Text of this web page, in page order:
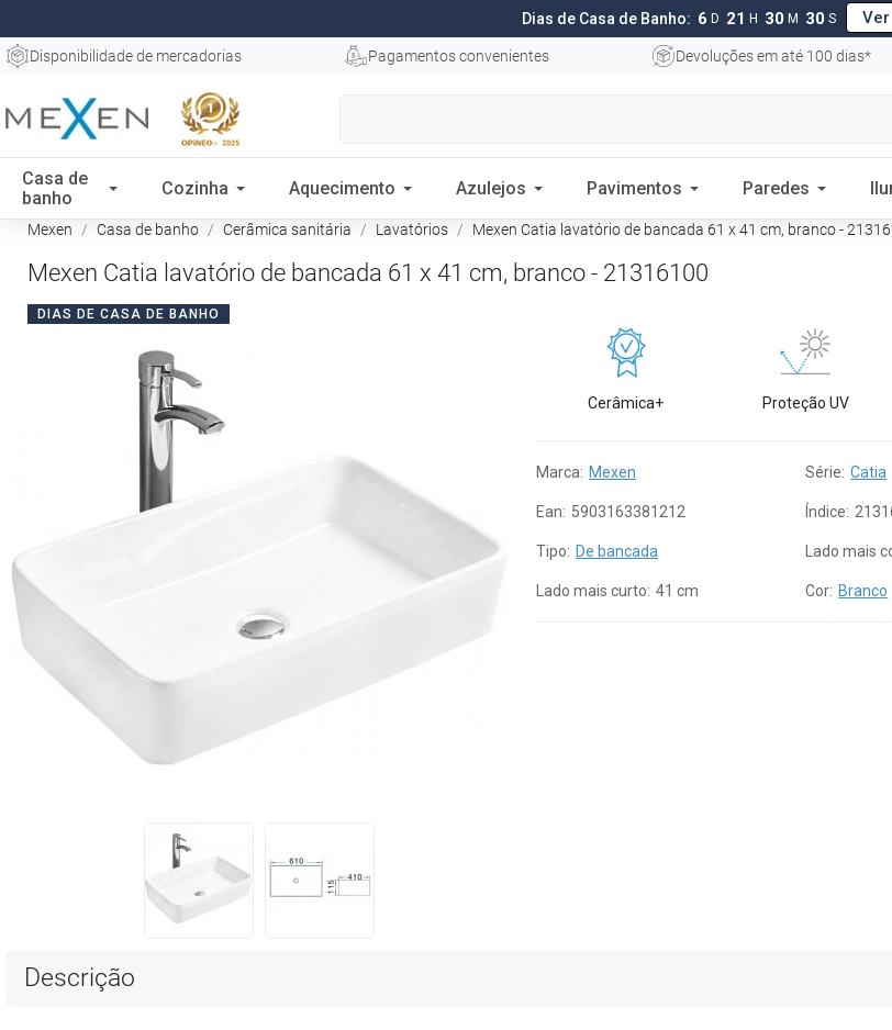
Dias de Casa de Banho: 6 D 21 H 30 M 29 S Ver
Disponibilidade de mercadorias Pagamentos convenientes Devoluções em até 100 dias*
Casa de
banho
Cozinha Aquecimento Azulejos Pavimentos Paredes
Mexen Casa de banho Cerâmica sanitária Lavatórios Mexen Catia lavatório de bancada 61 x 41 cm, branco -
Mexen Catia lavatório de bancada 61 x 41 cm, branco - 21316100
DIAS DE CASA DE BANHO
Cerâmica+ Proteção UV
Marca: Mexen Série: Catia
Ean: 5903163381212 Índice:
Tipo: De bancada Lado mais
Lado mais curto: 41 cm Cor: Branco
Descrição